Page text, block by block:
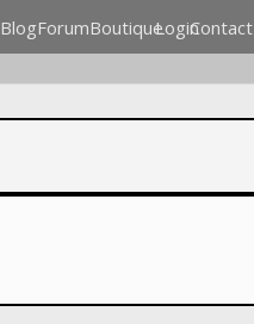
BlogForumBoutiqueLoginContact